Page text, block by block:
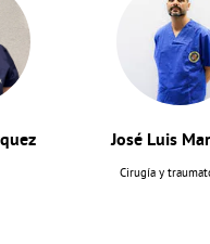
José Luis
Cirugía y